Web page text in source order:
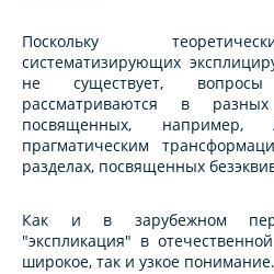
Поскольку
систематизирующих
не существует,
рассматриваются в
посвященных, например,
прагматическим
разделах, посвященных
Как и в зарубежном
"экспликация" в
широкое, так и узкое понимание.